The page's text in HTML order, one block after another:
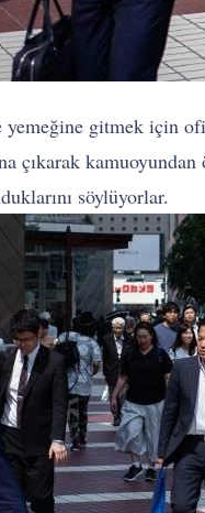
yemeğine gitmek için
çıkarak
söylüyorlar.